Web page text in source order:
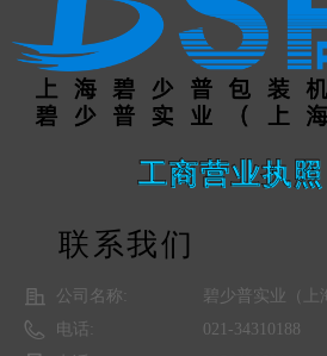
公司名称:
碧少普实业（上
电话:
021-34310188
联系我们
工商营业执照